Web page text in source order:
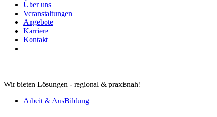
Über uns
Veranstaltungen
Angebote
Karriere
Kontakt
Wir bieten Lösungen - regional & praxisnah!
Arbeit & AusBildung